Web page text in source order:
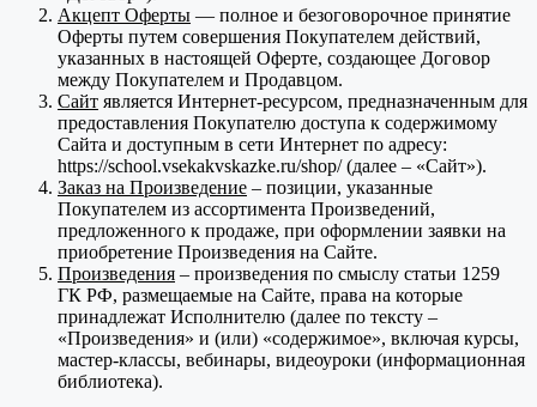
Акцепт Оферты — полное и безоговорочное принятие
Оферты путем совершения Покупателем действий,
указанных в настоящей Оферте, создающее Договор
между Покупателем и Продавцом.
Сайт является Интернет-ресурсом, предназначенным для
предоставления Покупателю доступа к содержимому
Сайта и доступным в сети Интернет по адресу:
https://school.vsekakvskazke.ru/shop/ (далее – «Сайт»).
Заказ на Произведение – позиции, указанные
Покупателем из ассортимента Произведений,
предложенного к продаже, при оформлении заявки на
приобретение Произведения на Сайте.
Произведения – произведения по смыслу статьи 1259
ГК РФ, размещаемые на Сайте, права на которые
принадлежат Исполнителю (далее по тексту –
«Произведения» и (или) «содержимое», включая курсы,
мастер-классы, вебинары, видеоуроки (информационная
библиотека).